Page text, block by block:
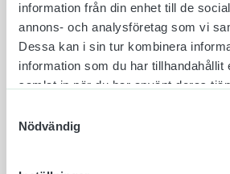
information från din enhet till de
annons- och analysföretag som vi
Dessa kan i sin tur kombinera
information som du har tillhandahållit
samlat in när du har använt deras
Nödvändig